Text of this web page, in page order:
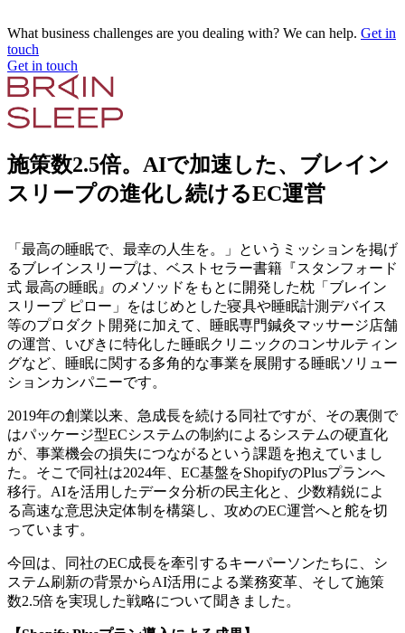
What business challenges are you dealing with? We can help. Get in
touch
Get in touch
施策数2.5倍。AIで加速した、ブレイン
スリープの進化し続けるEC運営
「最高の睡眠で、最幸の人生を。」というミッションを掲げ
るブレインスリープは、ベストセラー書籍『スタンフォード
式 最高の睡眠』のメソッドをもとに開発した枕「ブレイン
スリープ ピロー」をはじめとした寝具や睡眠計測デバイス
等のプロダクト開発に加えて、睡眠専門鍼灸マッサージ店舗
の運営、いびきに特化した睡眠クリニックのコンサルティン
グなど、睡眠に関する多角的な事業を展開する睡眠ソリュー
ションカンパニーです。
2019年の創業以来、急成長を続ける同社ですが、その裏側で
はパッケージ型ECシステムの制約によるシステムの硬直化
が、事業機会の損失につながるという課題を抱えていまし
た。そこで同社は2024年、EC基盤をShopifyのPlusプランへ
移行。AIを活用したデータ分析の民主化と、少数精鋭によ
る高速な意思決定体制を構築し、攻めのEC運営へと舵を切
っています。
今回は、同社のEC成長を牽引するキーパーソンたちに、シ
ステム刷新の背景からAI活用による業務変革、そして施策
数2.5倍を実現した戦略について聞きました。